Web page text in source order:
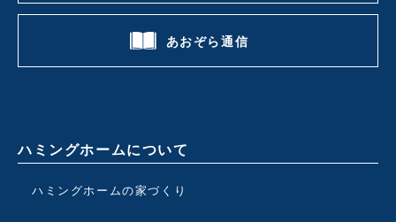
あおぞら通信
ハミングホームについて
ハミングホームの家づくり